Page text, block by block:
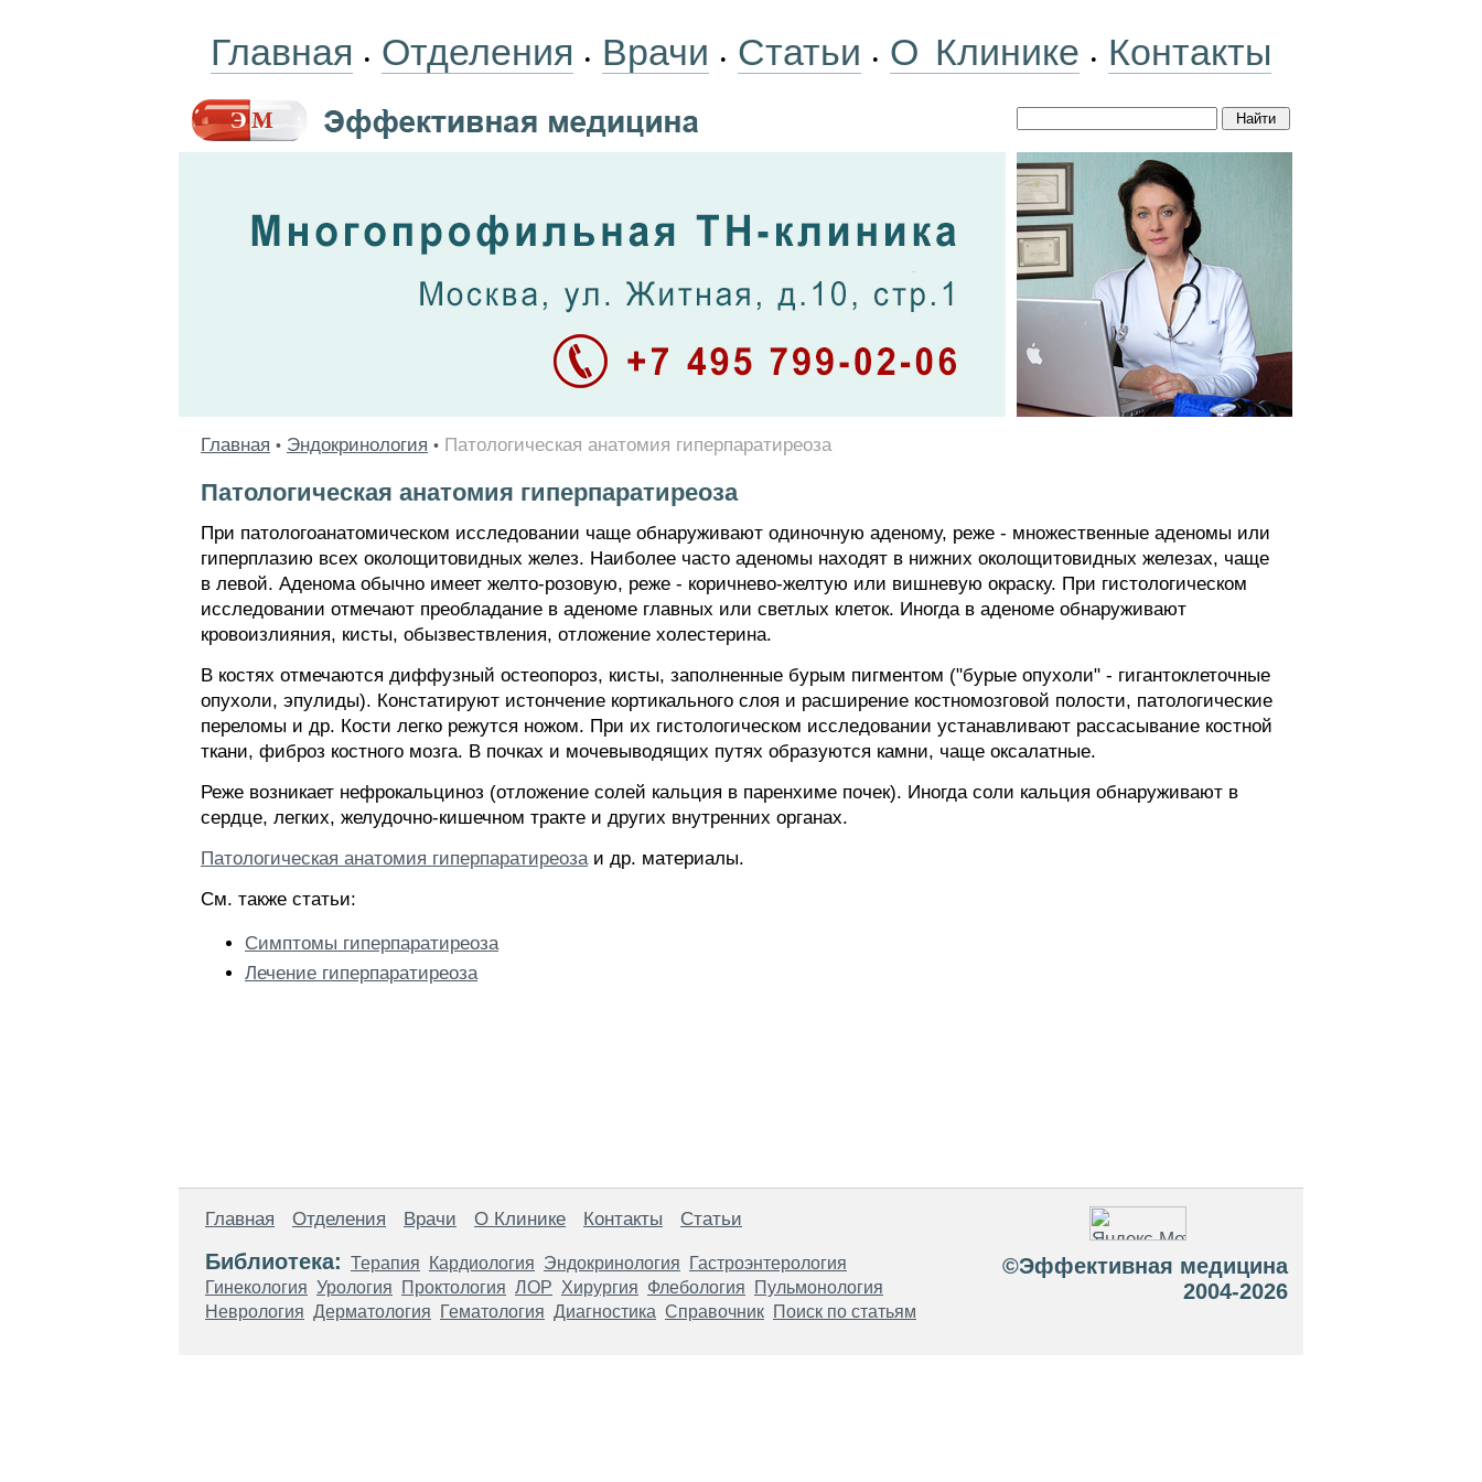
Главная • Отделения • Врачи • Статьи • О Клинике • Контакты
Главная • Эндокринология • Патологическая анатомия гиперпаратиреоза
Патологическая анатомия гиперпаратиреоза
При патологоанатомическом исследовании чаще обнаруживают одиночную аденому, реже - множественные аденомы или
гиперплазию всех околощитовидных желез. Наиболее часто аденомы находят в нижних околощитовидных железах, чаще
в левой. Аденома обычно имеет желто-розовую, реже - коричнево-желтую или вишневую окраску. При гистологическом
исследовании отмечают преобладание в аденоме главных или светлых клеток. Иногда в аденоме обнаруживают
кровоизлияния, кисты, обызвествления, отложение холестерина.
В костях отмечаются диффузный остеопороз, кисты, заполненные бурым пигментом ("бурые опухоли" - гигантоклеточные
опухоли, эпулиды). Констатируют истончение кортикального слоя и расширение костномозговой полости, патологические
переломы и др. Кости легко режутся ножом. При их гистологическом исследовании устанавливают рассасывание костной
ткани, фиброз костного мозга. В почках и мочевыводящих путях образуются камни, чаще оксалатные.
Реже возникает нефрокальциноз (отложение солей кальция в паренхиме почек). Иногда соли кальция обнаруживают в
сердце, легких, желудочно-кишечном тракте и других внутренних органах.
Патологическая анатомия гиперпаратиреозаи др. материалы.
См. также статьи:
Симптомы гиперпаратиреоза
Лечение гиперпаратиреоза
Главная Отделения Врачи О Клинике Контакты Статьи
Библиотека: Терапия Кардиология Эндокринология
Гастроэнтерология
Гинекология Урология Проктология ЛОР Хирургия Флебология
Пульмонология
Неврология Дерматология Гематология Диагностика Справочник Поиск по статьям
©Эффективная медицина
2004-2026